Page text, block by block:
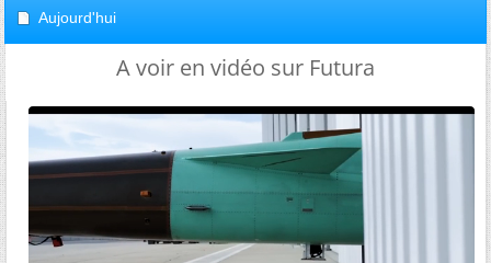
Aujourd'hui
A voir en vidéo sur Futura